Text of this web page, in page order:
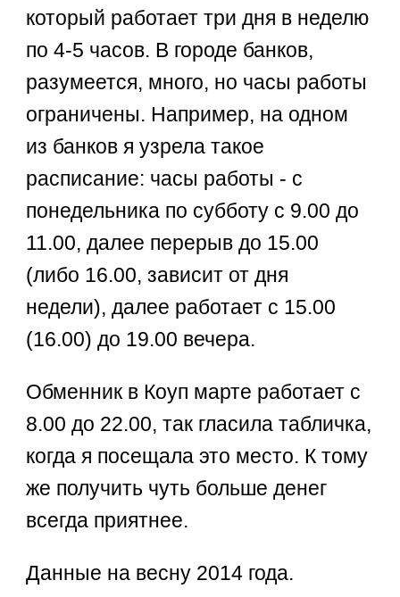
который работает три дня в неделю
по 4-5 часов. В городе банков,
разумеется, много, но часы работы
ограничены. Например, на одном
из банков я узрела такое
расписание: часы работы - с
понедельника по субботу с 9.00 до
11.00, далее перерыв до 15.00
(либо 16.00, зависит от дня
недели), далее работает с 15.00
(16.00) до 19.00 вечера.
Обменник в Коуп марте работает с
8.00 до 22.00, так гласила табличка,
когда я посещала это место. К тому
же получить чуть больше денег
всегда приятнее.
Данные на весну 2014 года.